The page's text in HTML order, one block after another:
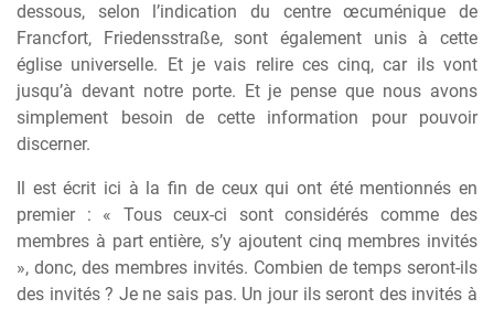
dessous, selon l’indication du centre œcuménique de
Francfort, Friedensstraße, sont également unis à cette
église universelle. Et je vais relire ces cinq, car ils vont
jusqu’à devant notre porte. Et je pense que nous avons
simplement besoin de cette information pour pouvoir
discerner.
Il est écrit ici à la fin de ceux qui ont été mentionnés en
premier : « Tous ceux-ci sont considérés comme des
membres à part entière, s’y ajoutent cinq membres invités
», donc, des membres invités. Combien de temps seront-ils
des invités ? Je ne sais pas. Un jour ils seront des invités à